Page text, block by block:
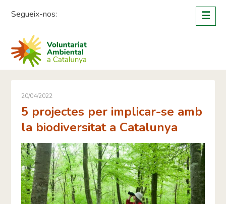
Segueix-nos: ☰
20/04/2022
5 projectes per implicar-se amb
la biodiversitat a Catalunya